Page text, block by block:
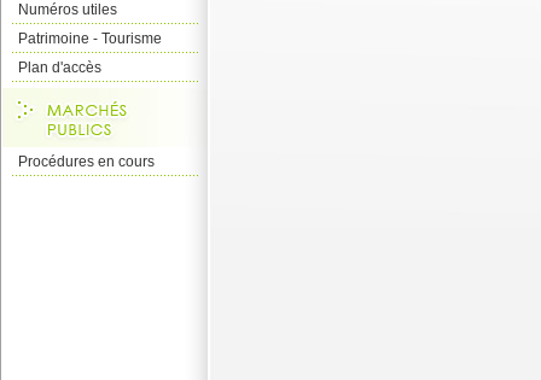
Numéros utiles
Patrimoine - Tourisme
Plan d'accès
Procédures en cours